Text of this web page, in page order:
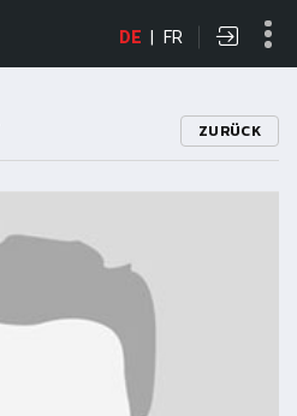
DE | FR
ZURÜCK